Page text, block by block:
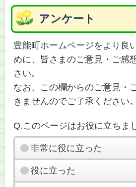
アンケート
豊能町ホームページをより良
めに、皆さまのご意見・ご感
さい。
なお、この欄からのご意見・
きませんのでご了承ください。
Q.このページはお役に立ちま
非常に役に立った
役に立った